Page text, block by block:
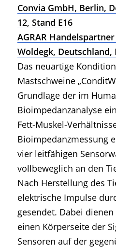
Convia GmbH, Berlin,
12, Stand E16
AGRAR
Woldegk, Deutschland,
Das neuartige
Mastschweine
Grundlage der im
Bioimpedanzanalyse
Fett-Muskel-
Bioimpedanzmessung
vier leitfähigen
vollbeweglich an den
Nach Herstellung des
elektrische Impulse
gesendet. Dabei
einen Körperseite der
Sensoren auf der